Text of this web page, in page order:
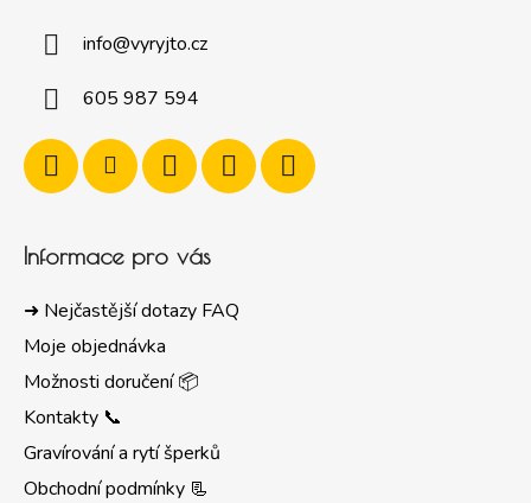
info@vyryjto.cz
605 987 594
Informace pro vás
➜ Nejčastější dotazy FAQ
Moje objednávka
Možnosti doručení 📦
Kontakty 📞
Gravírování a rytí šperků
Obchodní podmínky 📃